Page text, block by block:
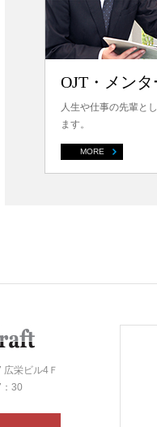
OJT・メン
人生や仕事の先輩と
ます。
MORE
栄ビル4Ｆ
30